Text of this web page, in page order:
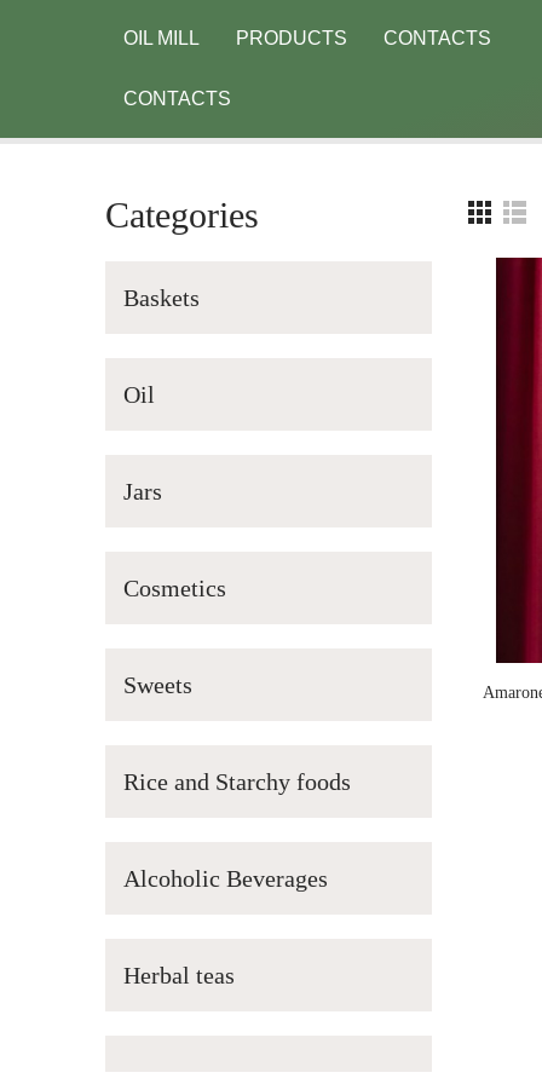
OIL MILL PRODUCTS CONTACTS
CONTACTS
Categories
Baskets
Oil
Jars
Cosmetics
Sweets
Rice and Starchy foods
Alcoholic Beverages
Herbal teas